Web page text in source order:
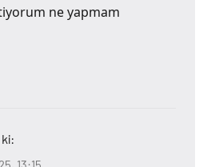
ne yapmam